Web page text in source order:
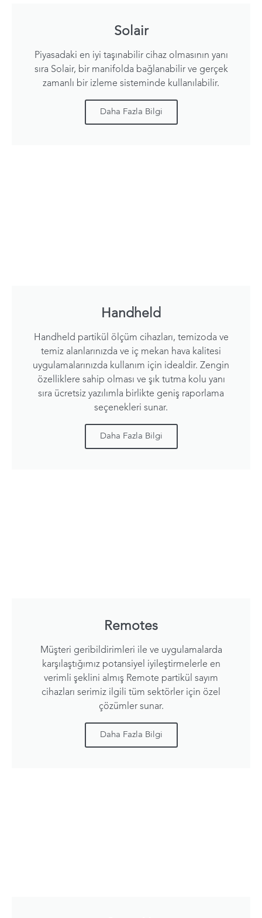
Solair
Piyasadaki en iyi taşınabilir cihaz olmasının yanı
sıra Solair, bir manifolda bağlanabilir ve gerçek
zamanlı bir izleme sisteminde kullanılabilir.
Daha Fazla Bilgi
Handheld
Handheld partikül ölçüm cihazları, temizoda ve
temiz alanlarınızda ve iç mekan hava kalitesi
uygulamalarınızda kullanım için idealdir. Zengin
özelliklere sahip olması ve şık tutma kolu yanı
sıra ücretsiz yazılımla birlikte geniş raporlama
seçenekleri sunar.
Daha Fazla Bilgi
Remotes
Müşteri geribildirimleri ile ve uygulamalarda
karşılaştığımız potansiyel iyileştirmelerle en
verimli şeklini almış Remote partikül sayım
cihazları serimiz ilgili tüm sektörler için özel
çözümler sunar.
Daha Fazla Bilgi